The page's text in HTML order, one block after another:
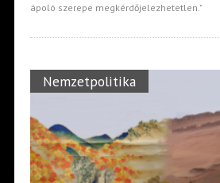
ápoló szerepe megkérdőjelezhetetlen."
Nemzetpolitika